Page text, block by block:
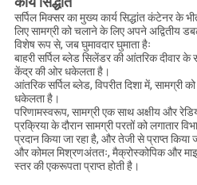
सर्पिल मिक्सर का मुख्य कार्य सिद्धांत कंटेनर के
लिए सामग्री को चलाने के लिए अपने अद्वितीय
विशेष रूप से, जब घुमावदार घुमाता हैः
बाहरी सर्पिल ब्लेड सिलेंडर की आंतरिक दीवार के
केंद्र की ओर धकेलता है।
आंतरिक सर्पिल ब्लेड, विपरीत दिशा में, सामग्री
धकेलता है।
परिणामस्वरूप, सामग्री एक साथ अक्षीय और
प्रक्रिया के दौरान सामग्री परतों को लगातार
प्रदान किया जा रहा है, और तेजी से प्राप्त
और कोमल मिश्रणअंततः, मैक्रोस्कोपिक और
स्तर की एकरूपता प्राप्त होती है।